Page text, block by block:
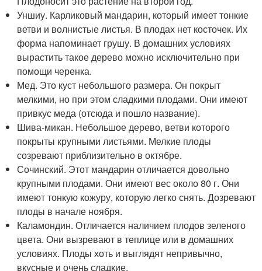
Уншиу. Карликовый мандарин, который имеет тонкие
ветви и волнистые листья. В плодах нет косточек. Их
форма напоминает грушу. В домашних условиях
вырастить такое дерево можно исключительно при
помощи черенка.
Мед. Это куст небольшого размера. Он покрыт
мелкими, но при этом сладкими плодами. Они имеют
привкус меда (отсюда и пошло название).
Шива-микан. Небольшое дерево, ветви которого
покрыты крупными листьями. Мелкие плоды
созревают приблизительно в октябре.
Сочинский. Этот мандарин отличается довольно
крупными плодами. Они имеют вес около 80 г. Они
имеют тонкую кожуру, которую легко снять. Дозревают
плоды в начале ноября.
Каламондин. Отличается наличием плодов зеленого
цвета. Они вызревают в теплице или в домашних
условиях. Плоды хоть и выглядят непривычно,
вкусные и очень сладкие.